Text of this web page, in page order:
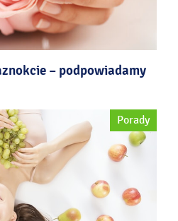
– podpowiadamy
Porady